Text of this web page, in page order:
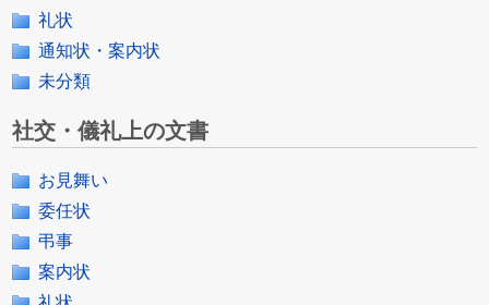
礼状
通知状・案内状
未分類
社交・儀礼上の文書
お見舞い
委任状
弔事
案内状